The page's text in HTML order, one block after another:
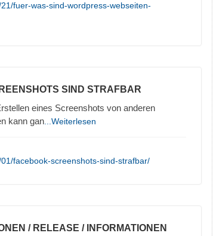
fuer-was-sind-wordpress-webseiten-
SIND STRAFBAR
eines Screenshots von anderen
kann gan ...Weiterlesen
facebook-screenshots-sind-strafbar/
/ RELEASE / INFORMATIONEN